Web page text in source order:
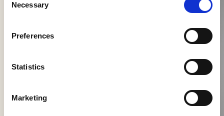
Selection
Necessary
Preferences
Statistics
Marketing
Nokori Wall